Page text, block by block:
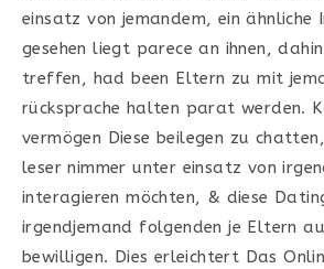
einsatz von jemandem, ein ähnliche
gesehen liegt parece an ihnen,
treffen, had been Eltern zu mit
rücksprache halten parat werden.
vermögen Diese beilegen zu
leser nimmer unter einsatz von
interagieren möchten, & diese
irgendjemand folgenden je Eltern
bewilligen. Dies erleichtert Das